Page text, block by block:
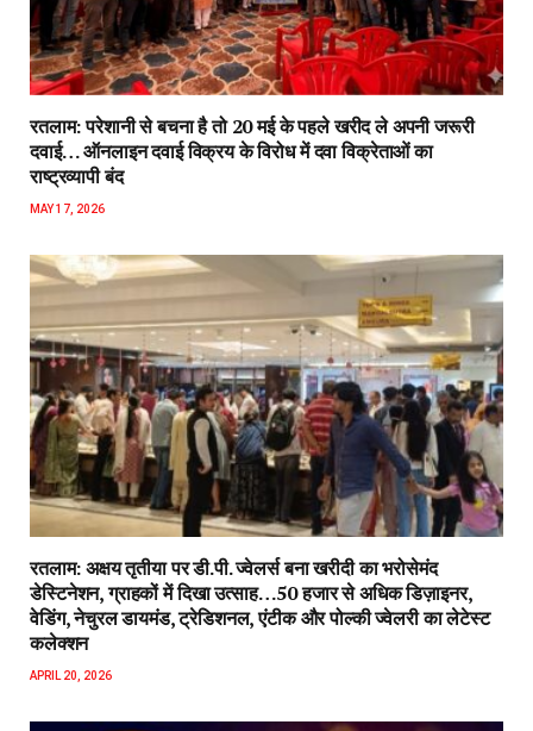
रतलाम: परेशानी से बचना है तो 20 मई के पहले खरीद ले अपनी जरूरी
दवाई… ऑनलाइन दवाई विक्रय के विरोध में दवा विक्रेताओं का
राष्ट्रव्यापी बंद
MAY 17, 2026
रतलाम: अक्षय तृतीया पर डी.पी. ज्वेलर्स बना खरीदी का भरोसेमंद
डेस्टिनेशन, ग्राहकों में दिखा उत्साह…50 हजार से अधिक डिज़ाइनर,
वेडिंग, नेचुरल डायमंड, ट्रेडिशनल, एंटीक और पोल्की ज्वेलरी का लेटेस्ट
कलेक्शन
APRIL 20, 2026